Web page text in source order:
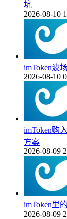
坑
2026-08-10
imToken波
2026-08-10
imToken购
方案
2026-08-09
imToken里
2026-08-09